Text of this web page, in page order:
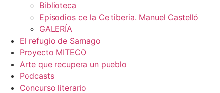
Biblioteca
Episodios de la Celtiberia. Manuel Castelló
GALERÍA
El refugio de Sarnago
Proyecto MITECO
Arte que recupera un pueblo
Podcasts
Concurso literario